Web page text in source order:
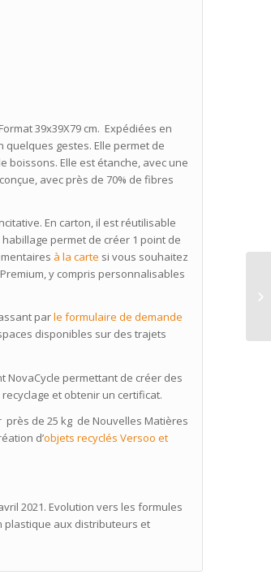
39x39X79 cm. Expédiées en
quelques gestes. Elle permet de
boissons. Elle est étanche, avec une
avec près de 70% de fibres
En carton, il est réutilisable
permet de créer 1 point de
à la carte si vous souhaitez
y compris personnalisables
parle formulaire de demande
disponibles sur des trajets
permettant de créer des
et obtenir un certificat.
de 25 kg de Nouvelles Matières
d’objets recyclés Versoo et
2021. Evolution vers les formules
plastique aux distributeurs et